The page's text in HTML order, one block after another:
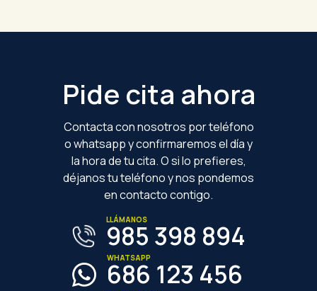
FooterPide cita ahora
Contacta con nosotros por teléfono
o whatsapp y confirmaremos el día y
la hora de tu cita. O si lo prefieres,
déjanos tu teléfono y nos pondemos
en contacto contigo.
LLÁMANOS
985 398 894
WHATSAPP
686 123 456